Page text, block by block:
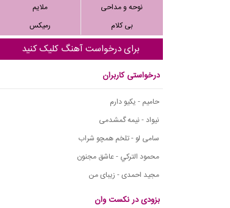
نوحه و مداحی
ملایم
بی کلام
رمیکس
برای درخواست آهنگ کلیک کنید
درخواستی کاربران
حامیم - یکیو دارم
نیواد - نیمه گمشدمی
سامی لو - تلخم همچو شراب
محمود التركي - عاشق مجنون
مجید احمدی - زیبای من
بزودی در نکست وان